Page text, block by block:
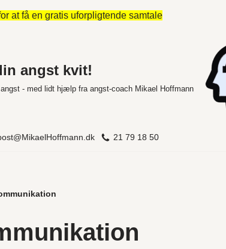
at få en gratis uforpligtende samtale
angst kvit!
angst - med lidt hjælp fra angst-coach Mikael Hoffmann
21 79 18 50